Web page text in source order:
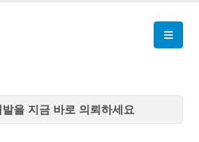
을 지금 바로 의뢰하세요